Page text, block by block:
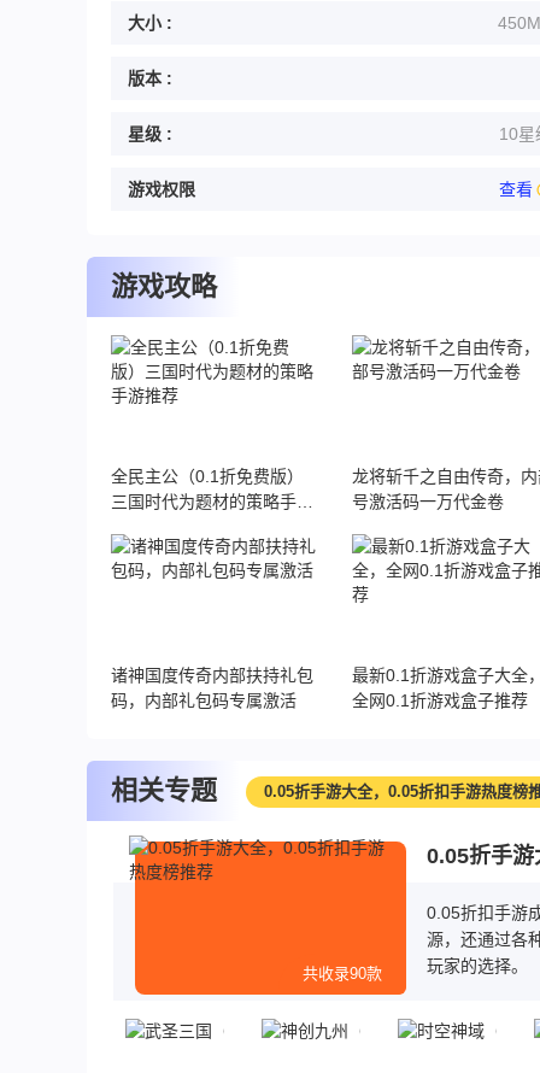
大小 :
版本 :
星级 : 10星
游戏权限 查看
游戏攻略
全民主公（0.1折免费版）
三国时代为题材的策略手游
龙将斩千之自由传奇，
号激活码一万代金卷
诸神国度传奇内部扶持礼包
码，内部礼包码专属激活
最新0.1折游戏盒子大全
全网0.1折游戏盒子推荐
相关专题 0.05折手游大全，0.05折扣手游热度榜
共收录90款
0.05折手
0.05折扣手游
源，还通过各
玩家的选择。